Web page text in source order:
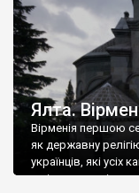
Ялта.
Вірменія першою
як державну
українців, які
є відданими